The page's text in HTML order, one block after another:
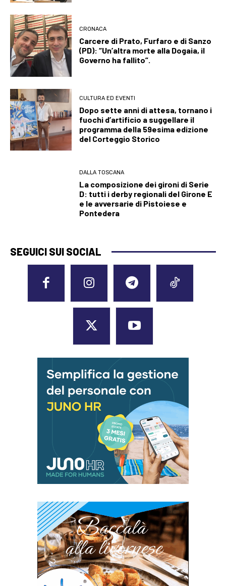
CRONACA
Carcere di Prato, Furfaro e di Sanzo
(PD): “Un’altra morte alla Dogaia, il
Governo ha fallito”.
CULTURA ED EVENTI
Dopo sette anni di attesa, tornano i
fuochi d’artificio a suggellare il
programma della 59esima edizione
del Corteggio Storico
DALLA TOSCANA
La composizione dei gironi di Serie
D: tutti i derby regionali del Girone E
e le avversarie di Pistoiese e
Pontedera
SEGUICI SUI SOCIAL